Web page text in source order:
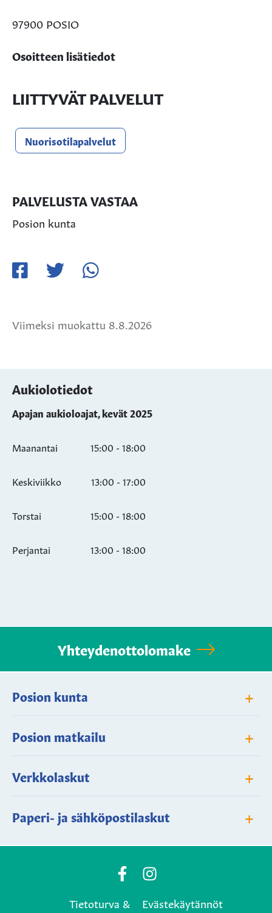
97900 POSIO
Osoitteen lisätiedot
LIITTYVÄT PALVELUT
Nuorisotilapalvelut
PALVELUSTA VASTAA
Posion kunta
Viimeksi muokattu 8.8.2026
Aukiolotiedot
Apajan aukioloajat, kevät 2025
Maanantai 15:00 - 18:00
Keskiviikko 13:00 - 17:00
Torstai 15:00 - 18:00
Perjantai 13:00 - 18:00
Yhteydenottolomake
Posion kunta +
Posion matkailu +
Verkkolaskut +
Paperi- ja sähköpostilaskut +
Posio
Facebook
Posio
Instagram
Tietoturva &
Evästekäytännöt